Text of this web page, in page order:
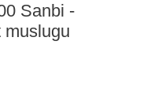
Sanbi -
muslugu